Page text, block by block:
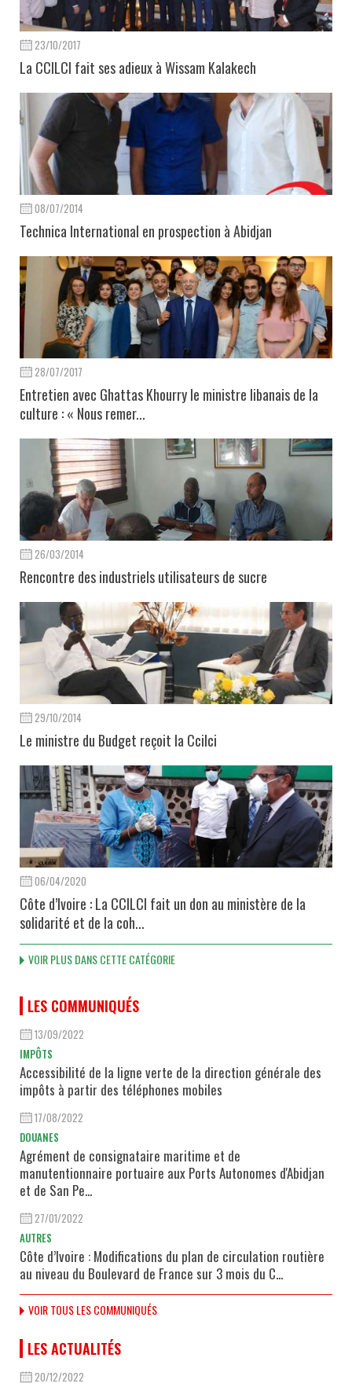
23/10/2017
La CCILCI fait ses adieux à Wissam Kalakech
08/07/2014
Technica International en prospection à Abidjan
28/07/2017
Entretien avec Ghattas Khourry le ministre libanais de la
culture : « Nous remer...
26/03/2014
Rencontre des industriels utilisateurs de sucre
29/10/2014
Le ministre du Budget reçoit la Ccilci
06/04/2020
Côte d’Ivoire : La CCILCI fait un don au ministère de la
solidarité et de la coh...
VOIR PLUS DANS CETTE CATÉGORIE
LES COMMUNIQUÉS
13/09/2022
IMPÔTS
Accessibilité de la ligne verte de la direction générale des
impôts à partir des téléphones mobiles
17/08/2022
DOUANES
Agrément de consignataire maritime et de
manutentionnaire portuaire aux Ports Autonomes d'Abidjan
et de San Pe...
27/01/2022
AUTRES
Côte d’Ivoire : Modifications du plan de circulation routière
au niveau du Boulevard de France sur 3 mois du C...
VOIR TOUS LES COMMUNIQUÉS
LES ACTUALITÉS
20/12/2022